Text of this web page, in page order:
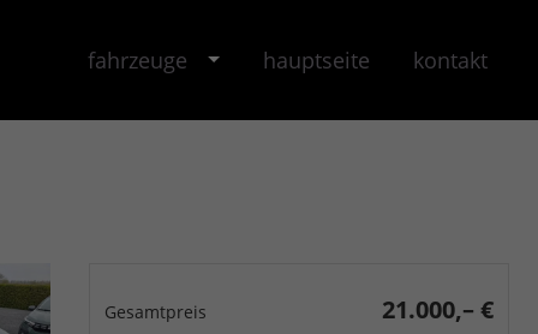
fahrzeuge hauptseite kontakt
Gesamtpreis 21.000,– €